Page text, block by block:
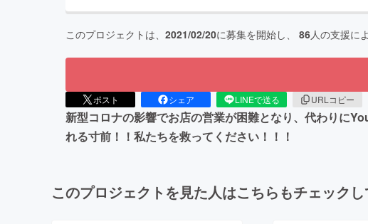
このプロジェクトは、 2021/02/20に募集を開始し、 86人の支援に
ポスト シェア LINEで送る URLコピー
新型コロナの影響でお店の営業が困難となり、代わりに
れる寸前！！私たちを救ってください！！！
このプロジェクトを見た人はこちらもチェック